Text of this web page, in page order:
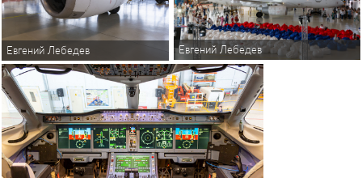
Евгений Лебедев Евгений Лебедев